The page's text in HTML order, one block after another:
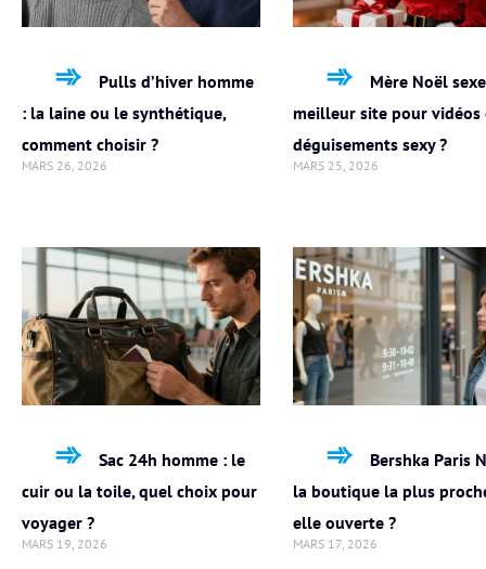
Pulls d’hiver homme
: la laine ou le synthétique,
comment choisir ?
MARS 26, 2026
Mère Noël
meilleur site pour vidéos
déguisements sexy ?
MARS 25, 2026
Sac 24h homme : le
cuir ou la toile, quel choix pour
voyager ?
MARS 19, 2026
Bershka Paris
la boutique la plus
elle ouverte ?
MARS 17, 2026